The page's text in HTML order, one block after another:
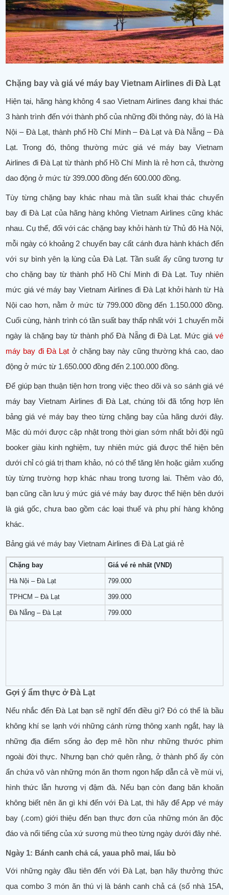
Chặng bay và giá vé máy bay Vietnam Airlines đi Đà Lạt
Hiện tại, hãng hàng không 4 sao Vietnam Airlines đang khai thác
3 hành trình đến với thành phố của những đồi thông này, đó là Hà
Nội – Đà Lạt, thành phố Hồ Chí Minh – Đà Lạt và Đà Nẵng – Đà
Lạt. Trong đó, thông thường mức giá vé máy bay Vietnam
Airlines đi Đà Lạt từ thành phố Hồ Chí Minh là rẻ hơn cả, thường
dao động ở mức từ 399.000 đồng đến 600.000 đồng.
Tùy từng chặng bay khác nhau mà tần suất khai thác chuyến
bay đi Đà Lạt của hãng hàng không Vietnam Airlines cũng khác
nhau. Cụ thể, đối với các chặng bay khởi hành từ Thủ đô Hà Nội,
mỗi ngày có khoảng 2 chuyến bay cất cánh đưa hành khách đến
với sự bình yên lạ lùng của Đà Lạt. Tần suất ấy cũng tương tự
cho chặng bay từ thành phố Hồ Chí Minh đi Đà Lạt. Tuy nhiên
mức giá vé máy bay Vietnam Airlines đi Đà Lạt khởi hành từ Hà
Nội cao hơn, nằm ở mức từ 799.000 đồng đến 1.150.000 đồng.
Cuối cùng, hành trình có tần suất bay thấp nhất với 1 chuyến mỗi
ngày là chặng bay từ thành phố Đà Nẵng đi Đà Lạt. Mức giá vé
máy bay đi Đà Lạt ở chặng bay này cũng thường khá cao, dao
động ở mức từ 1.650.000 đồng đến 2.100.000 đồng.
Để giúp bạn thuận tiện hơn trong việc theo dõi và so sánh giá vé
máy bay Vietnam Airlines đi Đà Lạt, chúng tôi đã tổng hợp lên
bảng giá vé máy bay theo từng chặng bay của hãng dưới đây.
Mặc dù mới được cập nhật trong thời gian sớm nhất bởi đội ngũ
booker giàu kinh nghiệm, tuy nhiên mức giá được thể hiện bên
dưới chỉ có giá trị tham khảo, nó có thể tăng lên hoặc giảm xuống
tùy từng trường hợp khác nhau trong tương lai. Thêm vào đó,
bạn cũng cần lưu ý mức giá vé máy bay được thể hiện bên dưới
là giá gốc, chưa bao gồm các loại thuế và phụ phí hàng không
khác.
Bảng giá vé máy bay Vietnam Airlines đi Đà Lạt giá rẻ
Chặng bay Giá vé rẻ nhất (VND)
Hà Nội – Đà Lạt 799.000
TPHCM – Đà Lạt 399.000
Đà Nẵng – Đà Lạt 799.000
Gợi ý ẩm thực ở Đà Lạt
Nếu nhắc đến Đà Lạt bạn sẽ nghĩ đến điều gì? Đó có thể là bầu
không khí se lạnh với những cánh rừng thông xanh ngắt, hay là
những địa điểm sống ảo đẹp mê hồn như những thước phim
ngoài đời thực. Nhưng bạn chớ quên rằng, ở thành phố ấy còn
ẩn chứa vô vàn những món ăn thơm ngon hấp dẫn cả về mùi vị,
hình thức lẫn hương vị đậm đà. Nếu bạn còn đang băn khoăn
không biết nên ăn gì khi đến với Đà Lạt, thì hãy để App vé máy
bay (.com) giới thiệu đến bạn thực đơn của những món ăn độc
đáo và nổi tiếng của xứ sương mù theo từng ngày dưới đây nhé.
Ngày 1: Bánh canh chả cá, yaua phô mai, lẩu bò
Với những ngày đầu tiên đến với Đà Lạt, bạn hãy thưởng thức
qua combo 3 món ăn thú vị là bánh canh chả cá (số nhà 15A,